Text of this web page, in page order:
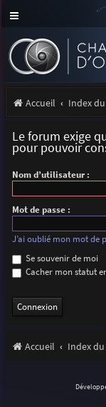
Accueil Index
Le forum exige
pour pouvoir
Nom d’utilisateur :
Mot de passe :
J’ai oublié mon mot de
Se souvenir de moi
Cacher mon statut
Accueil Index